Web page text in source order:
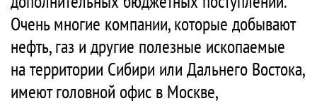
Очень многие компании, которые добывают
нефть, газ и другие полезные ископаемые
на территории Сибири или Дальнего Востока,
имеют головной офис в Москве,